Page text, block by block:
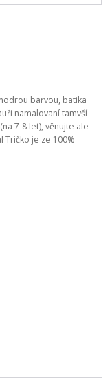
barvou, batika
namalovaní tamvší
7-8 let), věnujte ale
je ze 100%